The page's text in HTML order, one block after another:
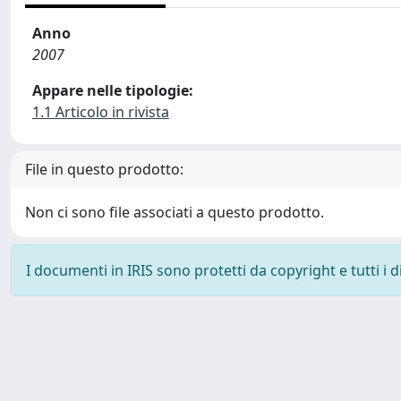
Anno
2007
Appare nelle tipologie:
1.1 Articolo in rivista
File in questo prodotto:
Non ci sono file associati a questo prodotto.
I documenti in IRIS sono protetti da copyright e tutti i